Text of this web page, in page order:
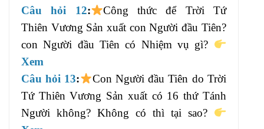
Câu hỏi 12:
Công thức để Trời Tứ
Thiên Vương Sản xuất con Người đầu Tiên?
con Người đầu Tiên có Nhiệm vụ gì?
Xem
Câu hỏi 13:
Con Người đầu Tiên do Trời
Tứ Thiên Vương Sản xuất có 16 thứ Tánh
Người không? Không có thì tại sao?